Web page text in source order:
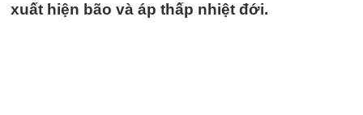
xuất hiện bão và áp thấp nhiệt đới.